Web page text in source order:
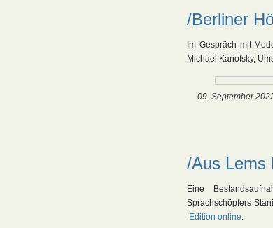
/Berliner
Im Gespräch mit
Michael Kanofsky,
09. September
/Aus Lems
Eine
Sprachschöpfers
Edition online.